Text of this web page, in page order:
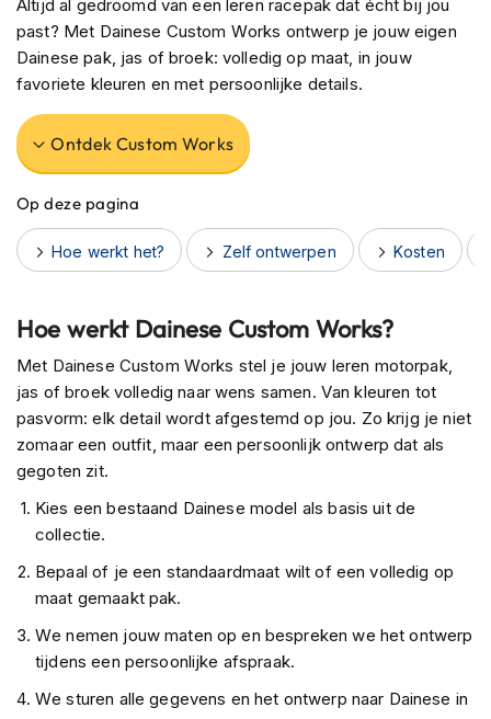
h
e
l
m
n
u
e
t
o
h
e
l
m
n
C
a
r
o
n
e
l
e
Altijd al gedroomd van een leren racepak dat écht bij jou
past? Met Dainese Custom Works ontwerp je jouw eigen
Dainese pak, jas of broek: volledig op maat, in jouw
favoriete kleuren en met persoonlijke details.
Ontdek Custom Works
Hoe werkt Dainese Custom Works?
Met Dainese Custom Works stel je jouw leren motorpak,
jas of broek volledig naar wens samen. Van kleuren tot
pasvorm: elk detail wordt afgestemd op jou. Zo krijg je niet
zomaar een outfit, maar een persoonlijk ontwerp dat als
gegoten zit.
Kies een bestaand Dainese model als basis uit de
collectie.
Bepaal of je een standaardmaat wilt of een volledig op
maat gemaakt pak.
We nemen jouw maten op en bespreken we het ontwerp
tijdens een persoonlijke afspraak.
We sturen alle gegevens en het ontwerp naar Dainese in
Op deze pagina
Hoe werkt het? Zelf ontwerpen Kosten